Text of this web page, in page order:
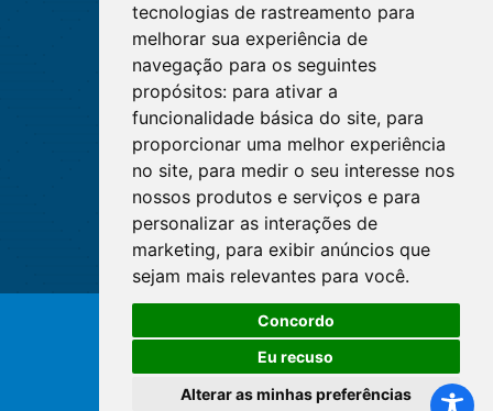
tecnologias de rastreamento para
melhorar sua experiência de
navegação para os seguintes
propósitos: para ativar a
funcionalidade básica do site, para
proporcionar uma melhor experiência
no site, para medir o seu interesse nos
nossos produtos e serviços e para
personalizar as interações de
marketing, para exibir anúncios que
sejam mais relevantes para você.
Concordo
Eu recuso
Alterar as minhas preferências
© Copyright 2026 - Cofen/CORENs